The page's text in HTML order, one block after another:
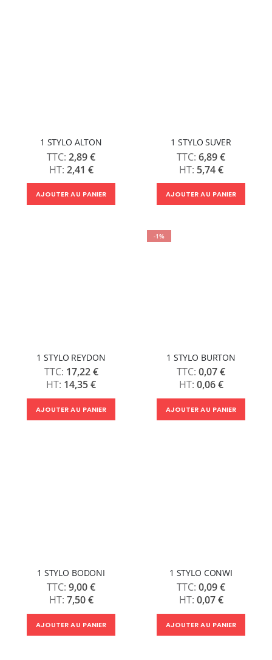
1 STYLO ALTON
2,89 €
2,41 €
AJOUTER AU PANIER
1 STYLO SUVER
6,89 €
5,74 €
AJOUTER AU PANIER
1 STYLO REYDON
17,22 €
14,35 €
AJOUTER AU PANIER
-1%
1 STYLO BURTON
0,07 €
0,06 €
AJOUTER AU PANIER
1 STYLO BODONI
9,00 €
7,50 €
AJOUTER AU PANIER
1 STYLO CONWI
0,09 €
0,07 €
AJOUTER AU PANIER